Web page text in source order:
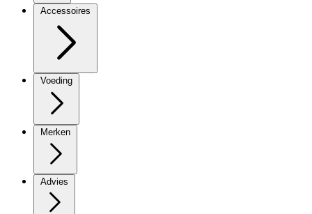
Accessoires
Voeding
Merken
Advies